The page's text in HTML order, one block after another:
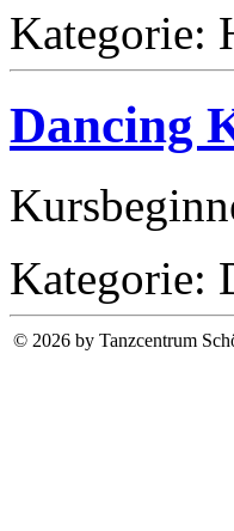
Kategorie:
Dancing
Kategorie:
© 2026 by Tanzcentrum